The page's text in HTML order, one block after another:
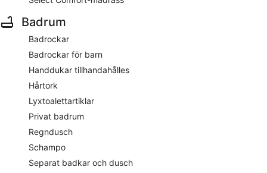
Badrum
Badrockar
Badrockar för barn
Handdukar tillhandahålles
Hårtork
Lyxtoalettartiklar
Privat badrum
Regndusch
Schampo
Separat badkar och dusch